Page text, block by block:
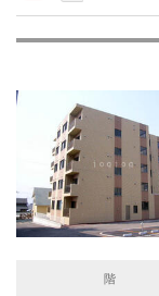
階